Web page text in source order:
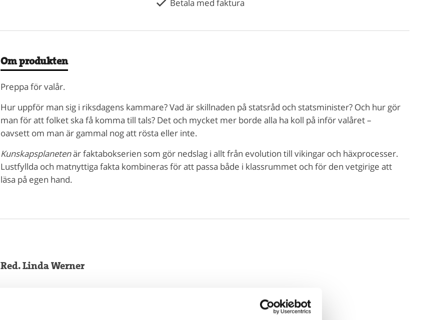
Betala med faktura
Om produkten
Preppa för valår.
Hur uppför man sig i riksdagens kammare? Vad är skillnaden på statsråd och statsminister? Och hur gör
man för att folket ska få komma till tals? Det och mycket mer borde alla ha koll på inför valåret –
oavsett om man är gammal nog att rösta eller inte.
Kunskapsplanetenär faktabokserien som gör nedslag i allt från evolution till vikingar och häxprocesser.
Lustfyllda och matnyttiga fakta kombineras för att passa både i klassrummet och för den vetgirige att
läsa på egen hand.
Red. Linda Werner